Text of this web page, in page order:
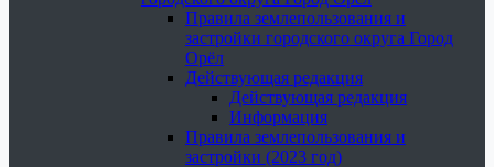
Правила землепользования и
застройки городского округа Город
Орёл
Действующая редакция
Действующая редакция
Информация
Правила землепользования и
застройки (2023 год)